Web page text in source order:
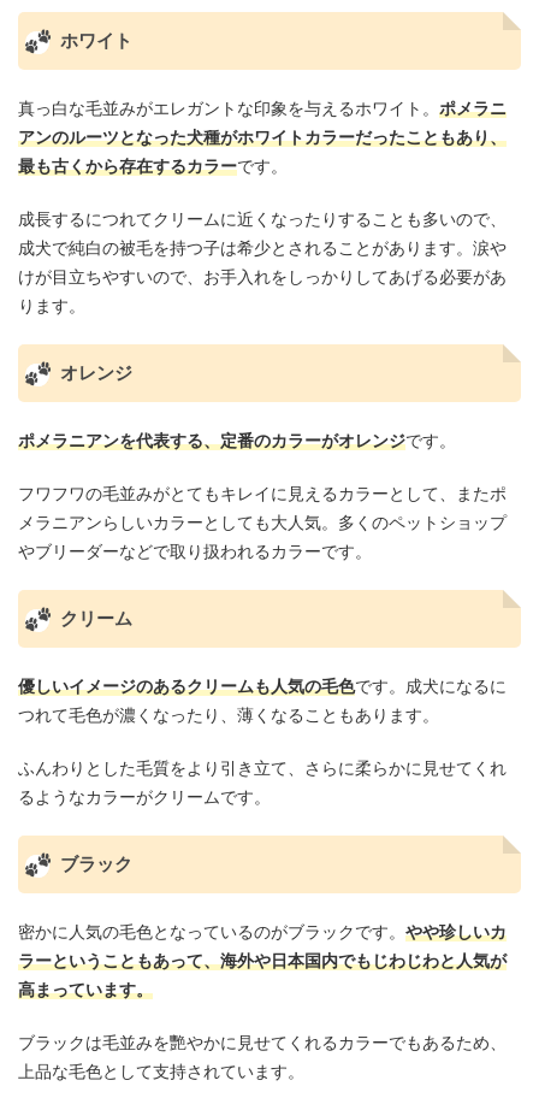
ホワイト
真っ白な毛並みがエレガントな印象を与えるホワイト。 ポメラニ
アンのルーツとなった犬種がホワイトカラーだったこともあり、
最も古くから存在するカラーです。
成長するにつれてクリームに近くなったりすることも多いので、
成犬で純白の被毛を持つ子は希少とされることがあります。涙や
けが目立ちやすいので、お手入れをしっかりしてあげる必要があ
ります。
オレンジ
ポメラニアンを代表する、定番のカラーがオレンジです。
フワフワの毛並みがとてもキレイに見えるカラーとして、またポ
メラニアンらしいカラーとしても大人気。多くのペットショップ
やブリーダーなどで取り扱われるカラーです。
クリーム
優しいイメージのあるクリームも人気の毛色です。成犬になるに
つれて毛色が濃くなったり、薄くなることもあります。
ふんわりとした毛質をより引き立て、さらに柔らかに見せてくれ
るようなカラーがクリームです。
ブラック
密かに人気の毛色となっているのがブラックです。 やや珍しいカ
ラーということもあって、海外や日本国内でもじわじわと人気が
高まっています。
ブラックは毛並みを艷やかに見せてくれるカラーでもあるため、
上品な毛色として支持されています。